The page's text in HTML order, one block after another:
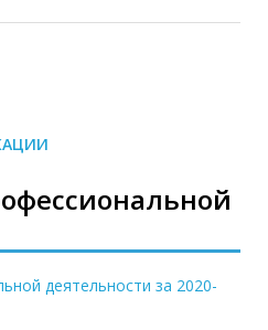
деятельности за 2020-